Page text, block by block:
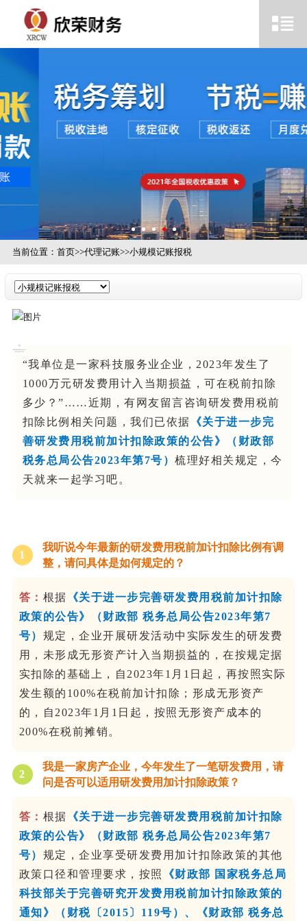
当前位置： 首页>>代理记账>>小规模记账报税
“我单位是一家科技服务业企业，2023年发生了
1000万元研发费用计入当期损益，可在税前扣除
多少？”……近期，有网友留言咨询研发费用税前
扣除比例相关问题，我们已依据
《关于进一步完
善研发费用税前加计扣除政策的公告》（财政部
税务总局公告2023年第7号）梳理好相关规定，今
天就来一起学习吧。
1
我听说今年最新的研发费用税前加计扣除比例有调
整，请问具体是如何规定的？
答： 根据
《关于进一步完善研发费用税前加计扣除
政策的公告》（财政部 税务总局公告2023年第7
号） 规定，企业开展研发活动中实际发生的研发费
用，未形成无形资产计入当期损益的，在按规定据
实扣除的基础上，自2023年1月1日起，再按照实际
发生额的100%在税前加计扣除；形成无形资产
的，自2023年1月1日起，按照无形资产成本的
200%在税前摊销。
2
我是一家房产企业，今年发生了一笔研发费用，请
问是否可以适用研发费用加计扣除政策？
答： 根据
《关于进一步完善研发费用税前加计扣除
政策的公告》（财政部 税务总局公告2023年第7
号） 规定，企业享受研发费用加计扣除政策的其他
政策口径和管理要求，按照
《财政部 国家税务总局
科技部关于完善研究开发费用税前加计扣除政策的
通知》（财税〔2015〕119号）、《财政部 税务总